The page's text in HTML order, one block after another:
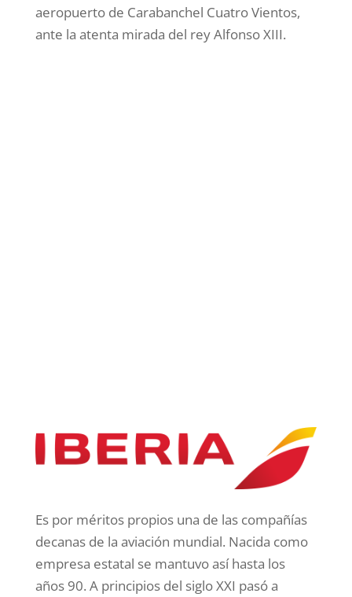
aeropuerto de Carabanchel Cuatro Vientos,
ante la atenta mirada del rey Alfonso XIII.
Es por méritos propios una de las compañías
decanas de la aviación mundial. Nacida como
empresa estatal se mantuvo así hasta los
años 90. A principios del siglo XXI pasó a